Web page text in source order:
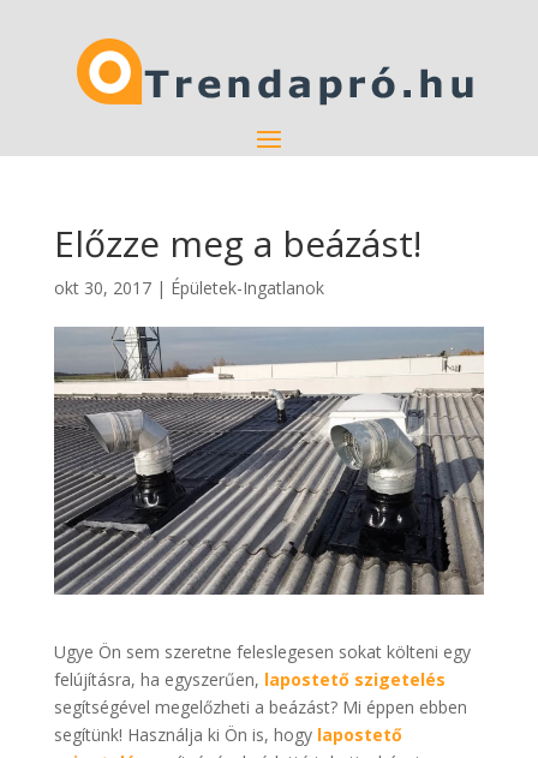
Előzze meg a beázást!
okt 30, 2017| Épületek-Ingatlanok
Ugye Ön sem szeretne feleslegesen sokat költeni egy
felújításra, ha egyszerűen, lapostető szigetelés
segítségével megelőzheti a beázást? Mi éppen ebben
segítünk! Használja ki Ön is, hogy lapostető